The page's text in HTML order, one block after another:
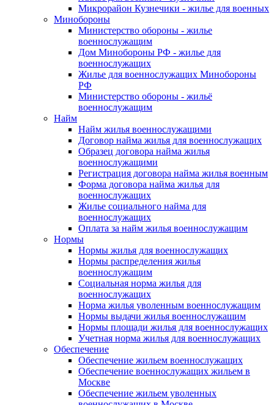
Микрорайон Кузнечики - жилье для военных
Минобороны
Министерство обороны - жилье
военнослужащим
Дом Минобороны РФ - жилье для
военнослужащих
Жилье для военнослужащих Минобороны
РФ
Министерство обороны - жильё
военнослужащим
Найм
Найм жилья военнослужащими
Договор найма жилья для военнослужащих
Образец договора найма жилья
военнослужащими
Регистрация договора найма жилья военным
Форма договора найма жилья для
военнослужащих
Жилье социального найма для
военнослужащих
Оплата за найм жилья военнослужащим
Нормы
Нормы жилья для военнослужащих
Нормы распределения жилья
военнослужащим
Социальная норма жилья для
военнослужащих
Норма жилья уволенным военнослужащим
Нормы выдачи жилья военнослужащим
Нормы площади жилья для военнослужащих
Учетная норма жилья для военнослужащих
Обеспечение
Обеспечение жильем военнослужащих
Обеспечение военнослужащих жильем в
Москве
Обеспечение жильем уволенных